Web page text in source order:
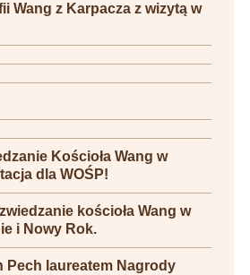
Wang z Karpacza z wizytą w
Kościoła Wang w
dla WOŚP!
kościoła Wang w
i Nowy Rok.
Pech laureatem Nagrody